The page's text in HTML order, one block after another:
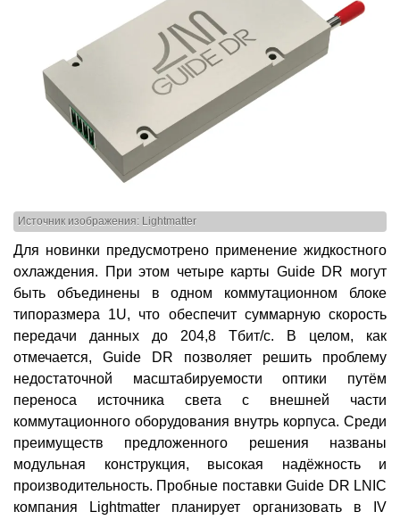
Источник изображения: Lightmatter
Для новинки предусмотрено применение жидкостного
охлаждения. При этом четыре карты Guide DR могут
быть объединены в одном коммутационном блоке
типоразмера 1U, что обеспечит суммарную скорость
передачи данных до 204,8 Тбит/с. В целом, как
отмечается, Guide DR позволяет решить проблему
недостаточной масштабируемости оптики путём
переноса источника света с внешней части
коммутационного оборудования внутрь корпуса. Среди
преимуществ предложенного решения названы
модульная конструкция, высокая надёжность и
производительность. Пробные поставки Guide DR LNIC
компания Lightmatter планирует организовать в IV